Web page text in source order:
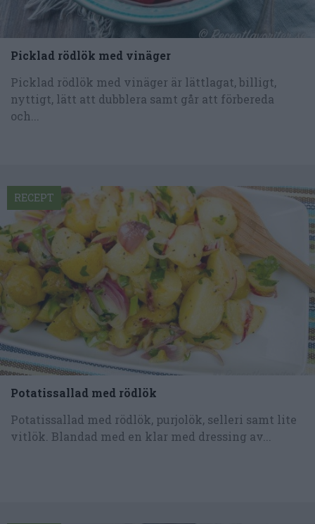
Picklad rödlök med vinäger
Picklad rödlök med vinäger är lättlagat, billigt,
nyttigt, lätt att dubblera samt går att förbereda
och...
Potatissallad med rödlök
Potatissallad med rödlök, purjolök, selleri samt lite
vitlök. Blandad med en klar med dressing av...
RECEPT